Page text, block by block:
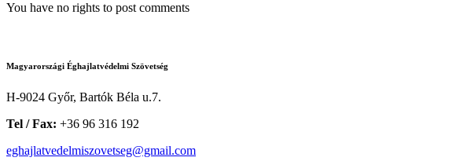
You have no rights to post comments
Magyarországi Éghajlatvédelmi Szövetség
H-9024 Győr, Bartók Béla u.7.
Tel / Fax: +36 96 316 192
eghajlatvedelmiszovetseg@gmail.com